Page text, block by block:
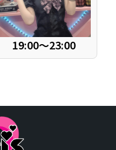
19:00～23:00